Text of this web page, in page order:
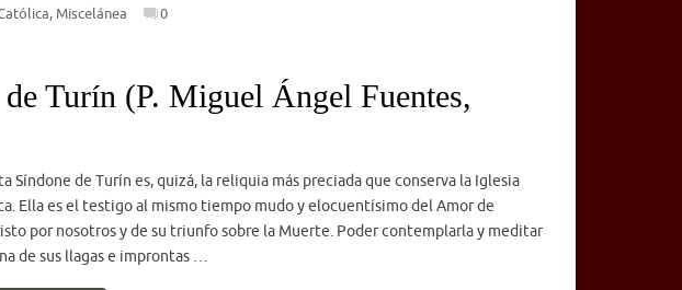
, Miscelánea 0
Turín (P. Miguel Ángel Fuentes,
Síndone de Turín es, quizá, la reliquia más preciada que conserva la Iglesia
Ella es el testigo al mismo tiempo mudo y elocuentísimo del Amor de
por nosotros y de su triunfo sobre la Muerte. Poder contemplarla y meditar
de sus llagas e improntas …